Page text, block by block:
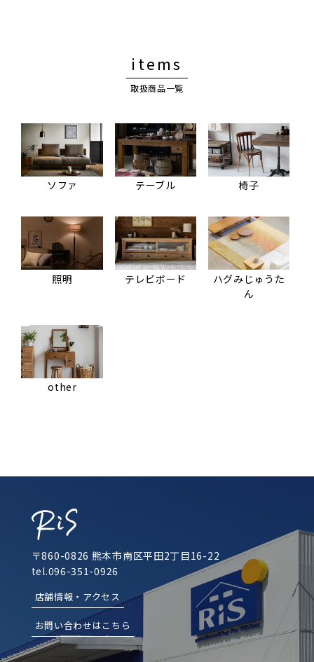
items
取扱商品一覧
ソファ テーブル 椅子
照明 テレビボード
ハグみじゅうた
ん
other
〒860-0826 熊本市南区平田2丁目16-22
tel.096-351-0926
店舗情報・アクセス
お問い合わせはこちら